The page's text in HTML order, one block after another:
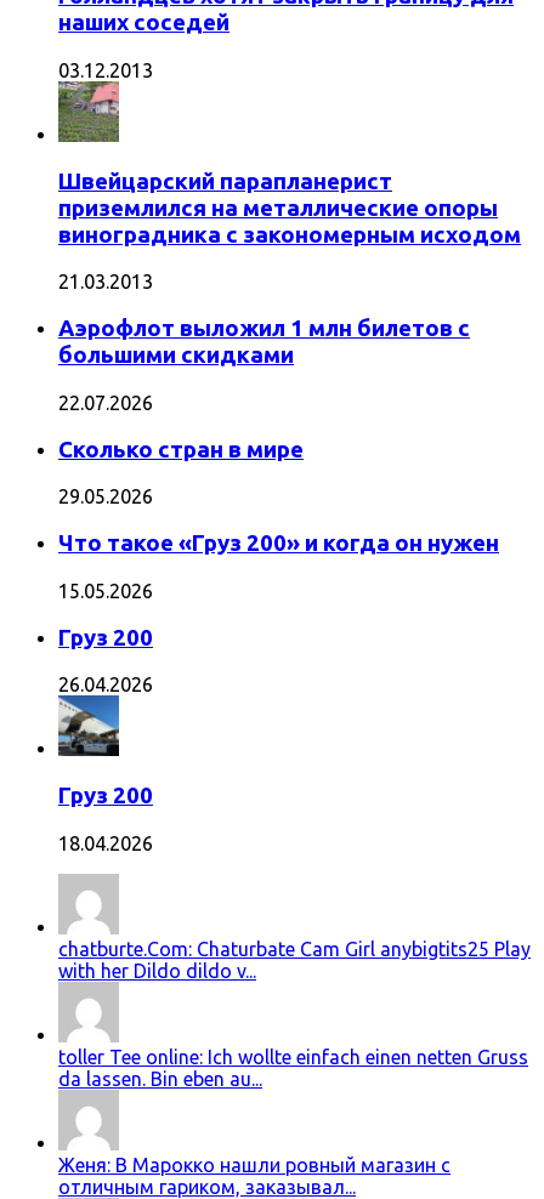
наших соседей
03.12.2013
Швейцарский парапланерист
приземлился на металлические опоры
виноградника с закономерным исходом
21.03.2013
Аэрофлот выложил 1 млн билетов с
большими скидками
22.07.2026
Сколько стран в мире
29.05.2026
Что такое «Груз 200» и когда он нужен
15.05.2026
Груз 200
26.04.2026
Груз 200
18.04.2026
chatburte.Com: Chaturbate Cam Girl anybigtits25 Play
with her Dildo dildo v...
toller Tee online: Ich wollte einfach einen netten Gruss
da lassen. Bin eben au...
Женя: В Марокко нашли ровный магазин с
отличным гариком, заказывал...